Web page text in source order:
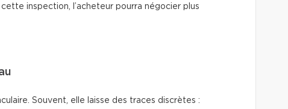
inspection, l’acheteur pourra négocier plus
Souvent, elle laisse des traces discrètes :